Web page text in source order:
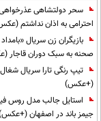
سحر دولتشاهی
احترامی به اذان نداشتم
بازیگران زن سریال
صحنه به سبک دوران قاجار
تیپ رنگی تارا سریال
(+عکس)
استایل جالب مدل روس
جیمز باند در اصفهان